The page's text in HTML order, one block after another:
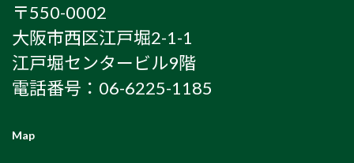
〒550-0002
大阪市西区江戸堀2-1-1
江戸堀センタービル9階
電話番号：06-6225-1185
Map